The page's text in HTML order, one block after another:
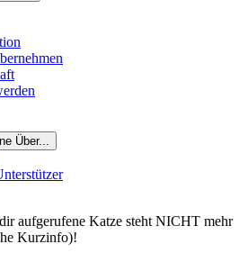
Über...
aufgerufene Katze steht NICHT mehr
Kurzinfo)!